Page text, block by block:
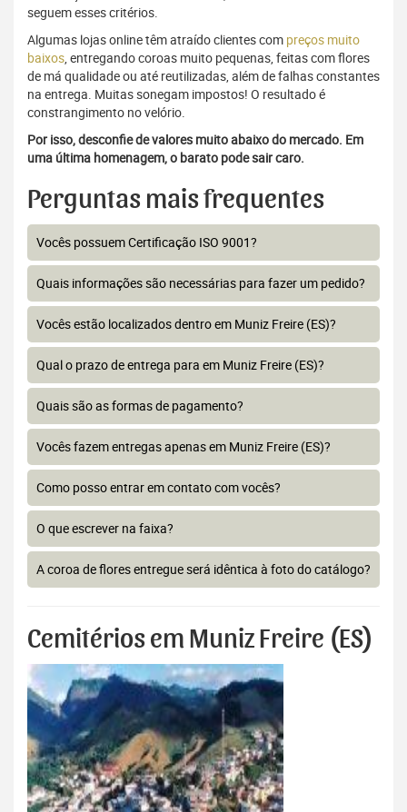
seguem esses critérios.
Algumas lojas online têm atraído clientes com preços muito
baixos, entregando coroas muito pequenas, feitas com flores
de má qualidade ou até reutilizadas, além de falhas constantes
na entrega. Muitas sonegam impostos! O resultado é
constrangimento no velório.
Por isso, desconfie de valores muito abaixo do mercado. Em
uma última homenagem, o barato pode sair caro.
Perguntas mais frequentes
Vocês possuem Certificação ISO 9001?
Quais informações são necessárias para fazer um pedido?
Vocês estão localizados dentro em Muniz Freire (ES)?
Qual o prazo de entrega para em Muniz Freire (ES)?
Quais são as formas de pagamento?
Vocês fazem entregas apenas em Muniz Freire (ES)?
Como posso entrar em contato com vocês?
O que escrever na faixa?
A coroa de flores entregue será idêntica à foto do catálogo?
Cemitérios em Muniz Freire (ES)